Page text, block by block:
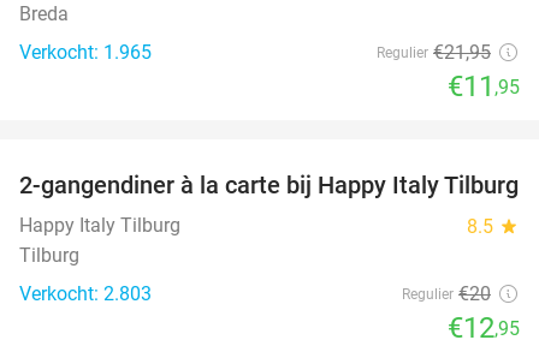
Breda
Verkocht: 1.965
Regulier €21,95
€11 ,95
35%
2-gangendiner à la carte bij Happy Italy Tilburg
Happy Italy Tilburg 8.5 star
Tilburg
Verkocht: 2.803
Regulier €20
€12,95